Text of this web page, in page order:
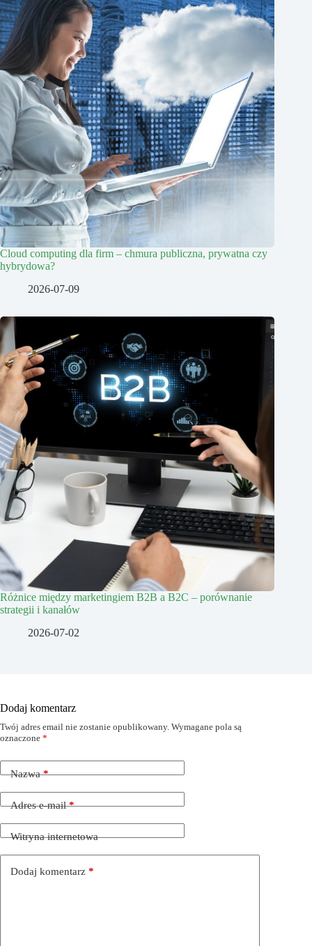
Cloud computing dla firm – chmura publiczna, prywatna czy
hybrydowa?
2026-07-09
Różnice między marketingiem B2B a B2C – porównanie
strategii i kanałów
2026-07-02
Dodaj komentarz
Twój adres email nie zostanie opublikowany. Wymagane pola są
oznaczone *
Nazwa*
Adres e-mail*
Witryna internetowa
Dodaj komentarz *